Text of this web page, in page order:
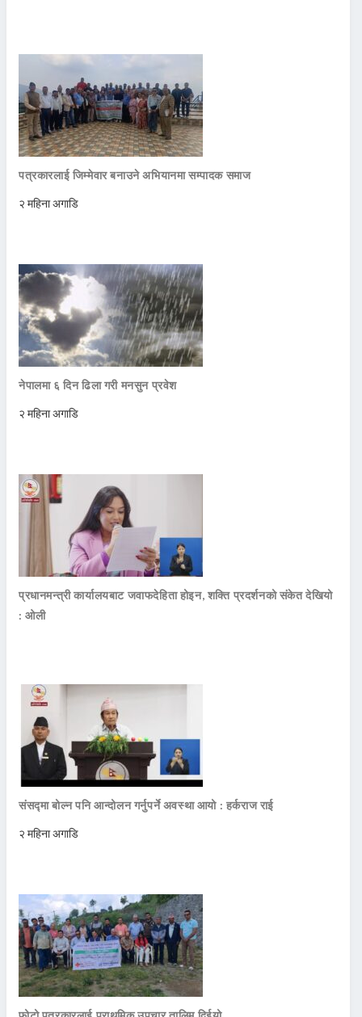
पत्रकारलाई जिम्मेवार बनाउने अभियानमा सम्पादक समाज
२ महिना अगाडि
नेपालमा ६ दिन ढिला गरी मनसुन प्रवेश
२ महिना अगाडि
प्रधानमन्त्री कार्यालयबाट जवाफदेहिता होइन, शक्ति प्रदर्शनको संकेत देखियो
: ओली
संसद्मा बोल्न पनि आन्दोलन गर्नुपर्ने अवस्था आयो : हर्कराज राई
२ महिना अगाडि